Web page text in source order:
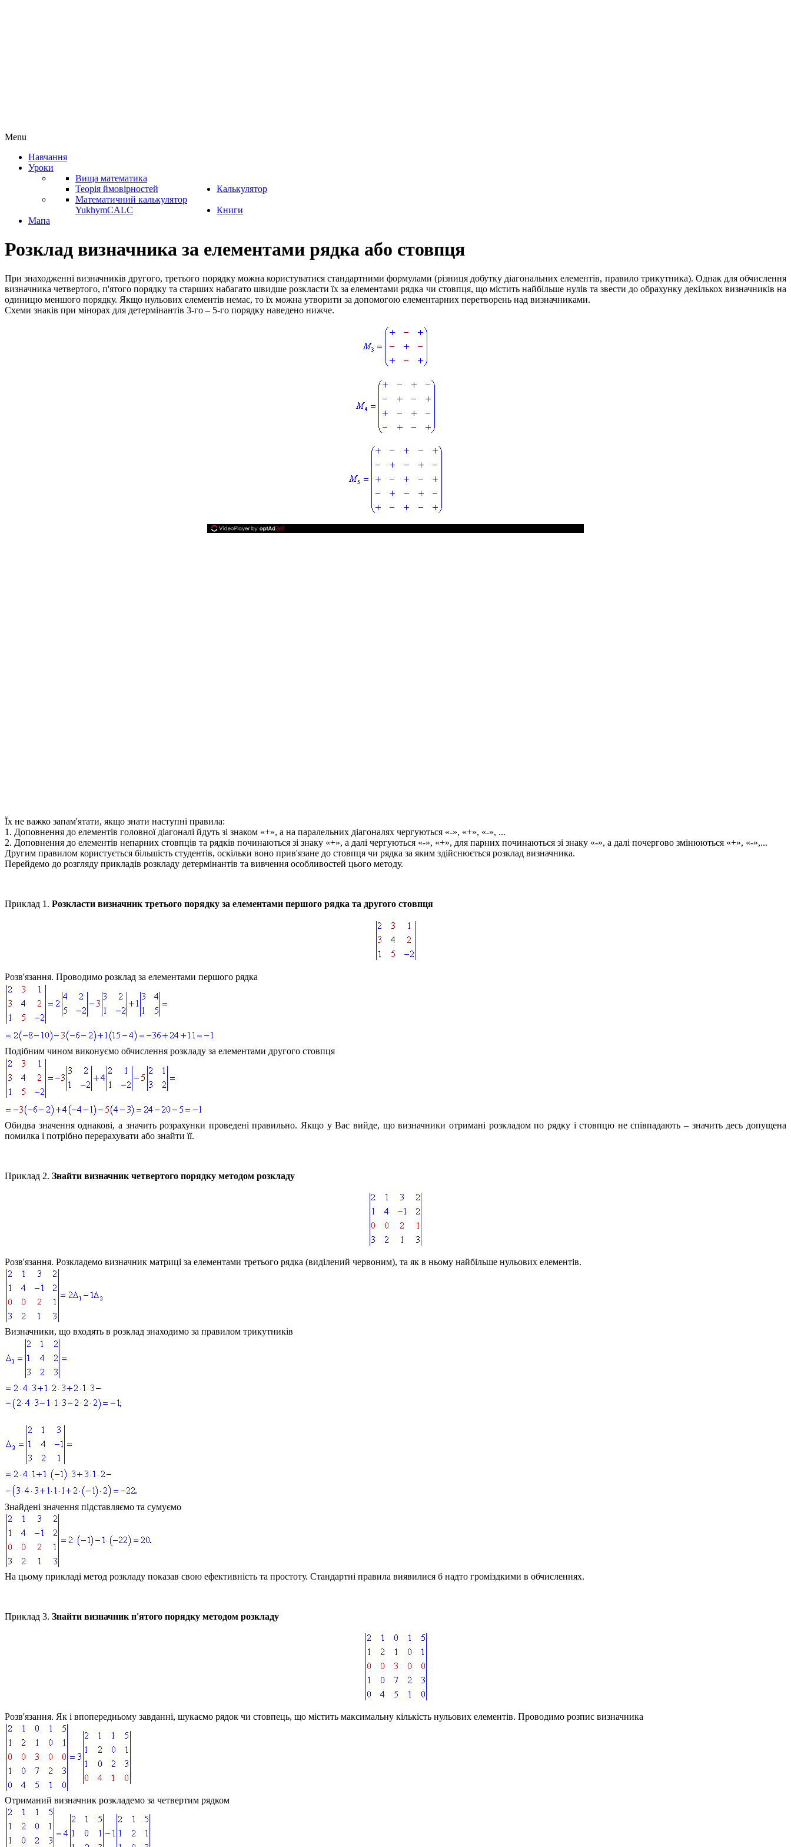
Menu
Навчання
Уроки
Вища математика
Теорія ймовірностей
Калькулятор
Математичний калькулятор
YukhymCALC
Книги
Мапа
Розклад визначника за елементами рядка або стовпця
При знаходженні визначників другого, третього порядку можна користуватися стандартними формулами (різниця добутку діагональних елементів, правило трикутника). Однак для обчислення
визначника четвертого, п'ятого порядку та старших набагато швидше розкласти їх за елементами рядка чи стовпця, що містить найбільше нулів та звести до обрахунку декількох визначників на
одиницю меншого порядку. Якщо нульових елементів немає, то їх можна утворити за допомогою елементарних перетворень над визначниками.
Схеми знаків при мінорах для детермінантів 3-го – 5-го порядку наведено нижче.
Їх не важко запам'ятати, якщо знати наступні правила:
1. Доповнення до елементів головної діагоналі йдуть зі знаком «+», а на паралельних діагоналях чергуються «-», «+», «-», ...
2. Доповнення до елементів непарних стовпців та рядків починаються зі знаку «+», а далі чергуються «-», «+», для парних починаються зі знаку «-», а далі почергово змінюються «+», «-»,...
Другим правилом користується більшість студентів, оскільки воно прив'язане до стовпця чи рядка за яким здійснюється розклад визначника.
Перейдемо до розгляду прикладів розкладу детермінантів та вивчення особливостей цього методу.
Приклад 1. Розкласти визначник третього порядку за елементами першого рядка та другого стовпця
Розв'язання. Проводимо розклад за елементами першого рядка
Подібним чином виконуємо обчислення розкладу за елементами другого стовпця
Обидва значення однакові, а значить розрахунки проведені правильно. Якщо у Вас вийде, що визначники отримані розкладом по рядку і стовпцю не співпадають – значить десь допущена
помилка і потрібно перерахувати або знайти її.
Приклад 2. Знайти визначник четвертого порядку методом розкладу
Розв'язання. Розкладемо визначник матриці за елементами третього рядка (виділений червоним), та як в ньому найбільше нульових елементів.
Визначники, що входять в розклад знаходимо за правилом трикутників
Знайдені значення підставляємо та сумуємо
На цьому прикладі метод розкладу показав свою ефективність та простоту. Стандартні правила виявилися б надто громіздкими в обчисленнях.
Приклад 3. Знайти визначник п'ятого порядку методом розкладу
Розв'язання. Як і впопередньому завданні, шукаємо рядок чи стовпець, що містить максимальну кількість нульових елементів. Проводимо розпис визначника
Отриманий визначник розкладемо за четвертим рядком